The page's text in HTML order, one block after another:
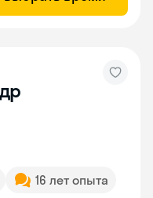
16 лет опыта